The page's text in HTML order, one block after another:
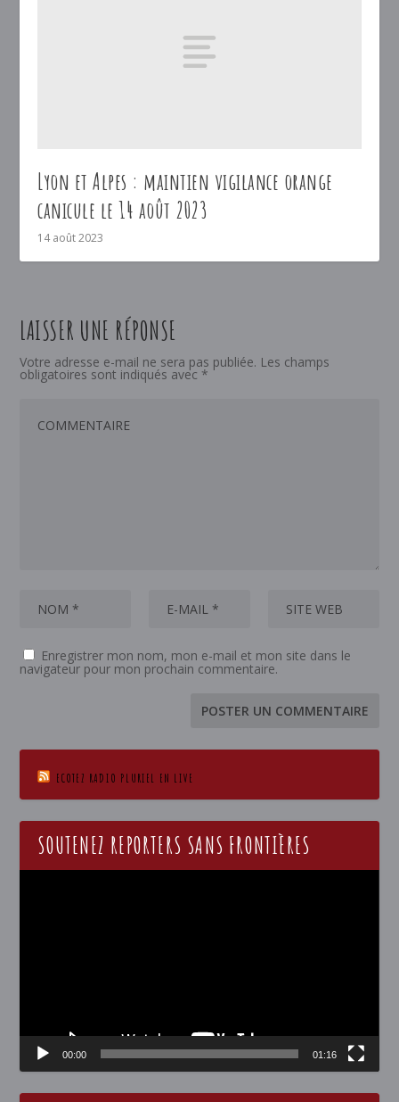
Lyon et Alpes : maintien vigilance orange
canicule le 14 août 2023
14 août 2023
LAISSER UNE RÉPONSE
Votre adresse e-mail ne sera pas publiée. Les champs
obligatoires sont indiqués avec *
Enregistrer mon nom, mon e-mail et mon site dans le
navigateur pour mon prochain commentaire.
ECOTEZ RADIO PLURIEL EN LIVE
SOUTENEZ REPORTERS SANS FRONTIÈRES
00:00 01:16